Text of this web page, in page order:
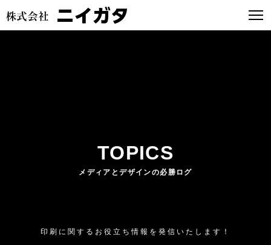
TOPICS
メディアとデザインの必勝ログ
印刷に関するお役立ち情報を発信いたします！